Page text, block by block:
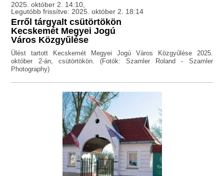
2025. október 2. 14:10,
Legutóbb frissítve: 2025. október 2. 18:14
Erről tárgyalt csütörtökön
Kecskemét Megyei Jogú
Város Közgyűlése
Ülést tartott Kecskemét Megyei Jogú Város Közgyűlése 2025.
október 2-án, csütörtökön. (Fotók: Szamler Roland - Szamler
Photography)